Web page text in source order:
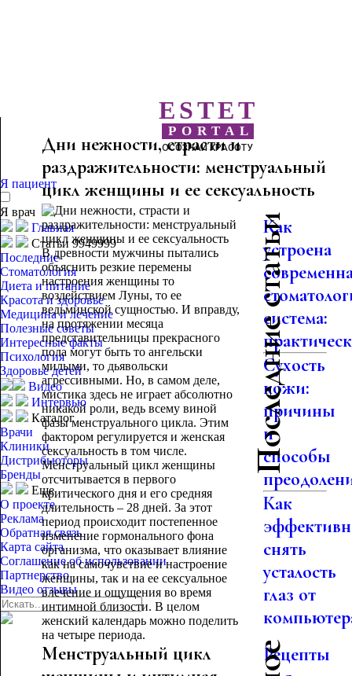
ESTET
PORTAL
ОСОЗНАЙ КРАСОТУ
Я пациент
Я врач
Главная
Статьи 9949999
Последние
Стоматология
Диета и питание
Красота и здоровье
Медицина и лечение
Полезные советы
Интересные факты
Психология
Здоровье детей
Видео
Интервью
Каталог
Врачи
Клиники
Дистрибьюторы
Бренды
Еще
О проекте
Реклама
Обратная связь
Карта сайта
Соглашение об использовании
Партнерство
Видео отзывы
Дни нежности, страсти и
раздражительности: менструальный
цикл женщины и ее сексуальность
В древности мужчины пытались
объяснить резкие перемены
настроения женщины то
воздействием Луны, то ее
ведьминской сущностью. И вправду,
на протяжении месяца
представительницы прекрасного
пола могут быть то ангельски
милыми, то дьявольски
агрессивными. Но, в самом деле,
мистика здесь не играет абсолютно
никакой роли, ведь всему виной
фазы менструального цикла. Этим
фактором регулируется и женская
сексуальность в том числе.
Менструальный цикл женщины
отсчитывается в первого
критического дня и его средняя
длительность – 28 дней. За этот
период происходит постепенное
изменение гормонального фона
организма, что оказывает влияние
как на самочувствие и настроение
женщины, так и на ее сексуальное
влечение и ощущения во время
интимной близости. В целом
женский календарь можно поделить
на четыре периода.
Менструальный цикл
Последние статьи
Как
устроена
система:
Сухость
кожи:
причины
и
способы
Как
снять
усталость
глаз от
Рецепты